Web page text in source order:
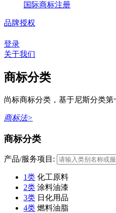
国际商标注册
品牌授权
登录
关于我们
商标分类
尚标商标分类，基于尼斯分类第
商标法>
商标分类
产品/服务项目:
1类 化工原料
2类 涂料油漆
3类 日化用品
4类 燃料油脂